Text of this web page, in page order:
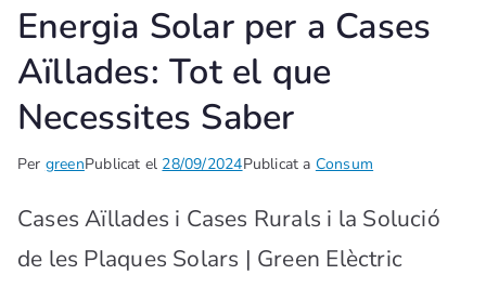
Energia Solar per a Cases
Aïllades: Tot el que
Necessites Saber
Per greenPublicat el 28/09/2024Publicat a Consum
Cases Aïllades i Cases Rurals i la Solució
de les Plaques Solars | Green Elèctric